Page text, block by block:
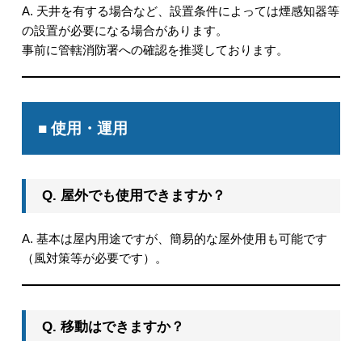
A. 天井を有する場合など、設置条件によっては煙感知器等
の設置が必要になる場合があります。
事前に管轄消防署への確認を推奨しております。
■ 使用・運用
Q. 屋外でも使用できますか？
A. 基本は屋内用途ですが、簡易的な屋外使用も可能です
（風対策等が必要です）。
Q. 移動はできますか？